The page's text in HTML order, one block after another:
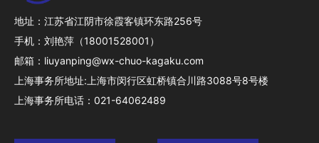
地址：江苏省江阴市徐霞客镇环东路256号
手机：刘艳萍（18001528001）
邮箱：liuyanping@wx-chuo-kagaku.com
上海事务所地址:上海市闵行区虹桥镇合川路3088号8号楼
上海事务所电话：021-64062489